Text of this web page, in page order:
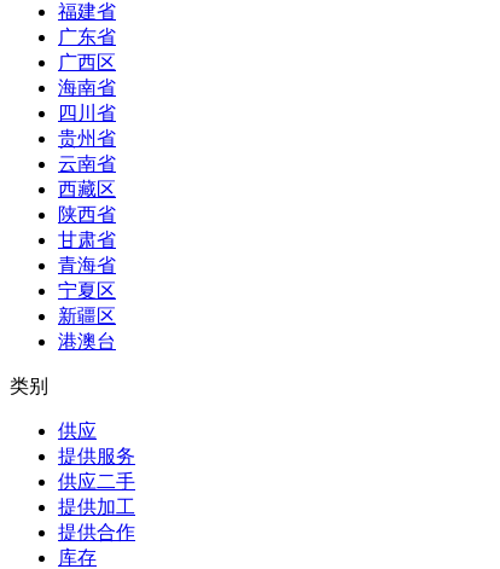
福建省
广东省
广西区
海南省
四川省
贵州省
云南省
西藏区
陕西省
甘肃省
青海省
宁夏区
新疆区
港澳台
类别
供应
提供服务
供应二手
提供加工
提供合作
库存